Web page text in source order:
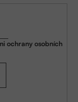
ochrany osobních